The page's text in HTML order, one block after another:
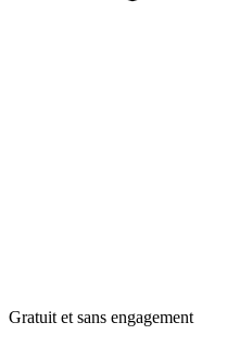
Gratuit et sans engagement